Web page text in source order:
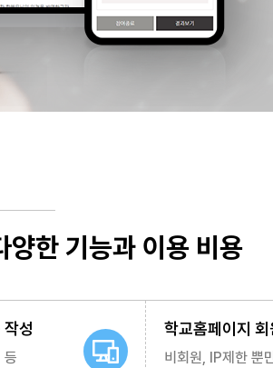
양한 기능과 이용 비용
성
등
학교홈페이지
비회원, IP제한 뿐